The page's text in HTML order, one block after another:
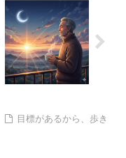
目標があるから、歩き